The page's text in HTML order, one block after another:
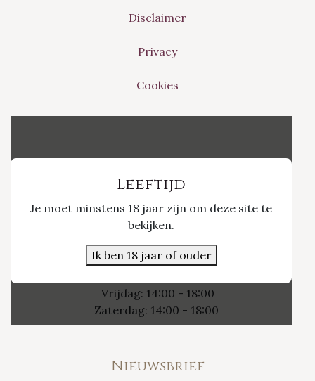
Disclaimer
Privacy
Cookies
Leeftijd
Je moet minstens 18 jaar zijn om deze site te
bekijken.
Ik ben 18 jaar of ouder
Nieuwpoort 21/1
Openingsuren
Vrijdag: 14:00 - 18:00
Zaterdag: 14:00 - 18:00
Nieuwsbrief